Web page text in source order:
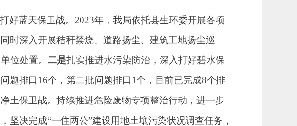
好蓝天保卫战。2023年，我局依托县生环委开展各项
时深入开展秸秆禁烧、道路扬尘、建筑工地扬尘巡
位处置。 二是扎实推进水污染防治，深入打好碧水保
题排口16个，第二批问题排口1个，目前已完成8个排
土保卫战。 持续推进危险废物专项整治行动，进一步
，坚决完成“一住两公”建设用地土壤污染状况调查任务，